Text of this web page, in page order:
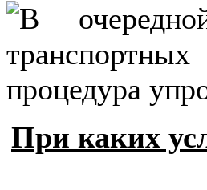
В
процедура
При каких